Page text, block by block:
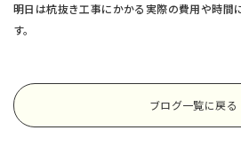
明日は杭抜き工事にかかる実際の費用や時間
す。
ブログ一覧に戻る